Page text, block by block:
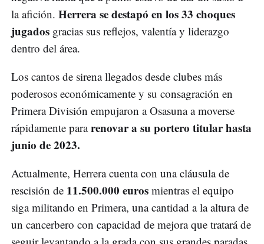
la afición. Herrera se destapó en los 33 choques
jugados gracias sus reflejos, valentía y liderazgo
dentro del área.
Los cantos de sirena llegados desde clubes más
poderosos económicamente y su consagración en
Primera División empujaron a Osasuna a moverse
rápidamente pararenovar a su portero titular hasta
junio de 2023.
Actualmente, Herrera cuenta con una cláusula de
rescisión de 11.500.000 euros mientras el equipo
siga militando en Primera, una cantidad a la altura de
un cancerbero con capacidad de mejora que tratará de